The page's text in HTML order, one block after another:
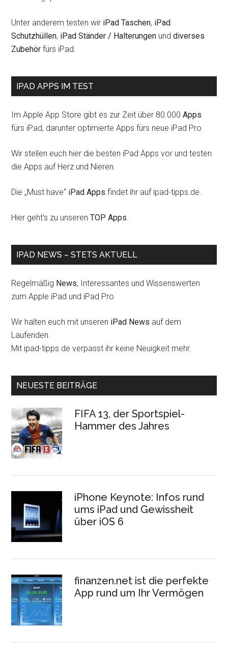
Unter anderem testen wir iPad Taschen, iPad
Schutzhüllen, iPad Ständer / Halterungen unddiverses
Zubehör fürs iPad.
IPAD APPS IM TEST
Im Apple App Store gibt es zur Zeit über 80.000Apps
fürs iPad, darunter optimierte Apps fürs neue iPad Pro
Wir stellen euch hier die besten iPad Apps vor und testen
die Apps auf Herz und Nieren.
Die „Must have“ iPad Apps findet ihr auf ipad-tipps.de.
Hier geht's zu unserenTOP Apps.
IPAD NEWS – STETS AKTUELL
Regelmäßig News, Interessantes und Wissenswerten
zum Apple iPad und iPad Pro
Wir halten euch mit unseren iPad News auf dem
Laufenden.
Mit ipad-tipps.de verpasst ihr keine Neuigkeit mehr.
NEUESTE BEITRÄGE
FIFA 13, der Sportspiel-
Hammer des Jahres
iPhone Keynote: Infos rund
ums iPad und Gewissheit
über iOS 6
finanzen.net ist die perfekte
App rund um Ihr Vermögen